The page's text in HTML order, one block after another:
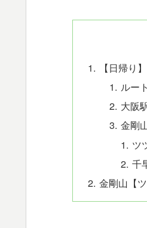
【日帰り
ルー
大阪
金剛
ツ
千
金剛山【